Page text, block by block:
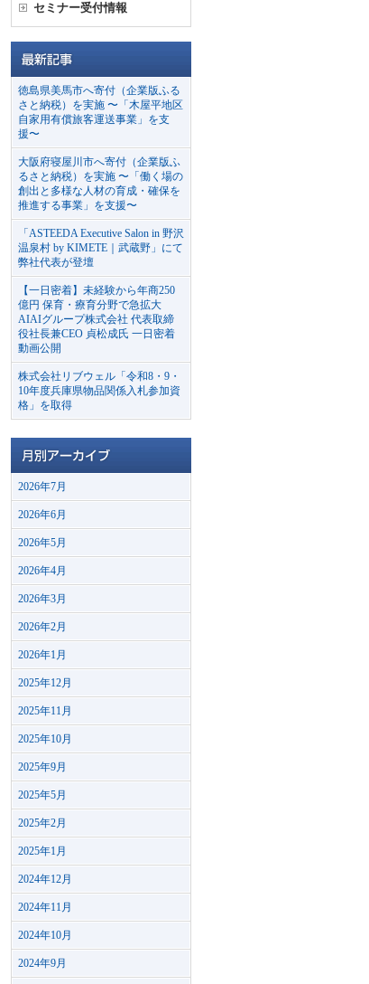
セミナー受付情報
徳島県美馬市へ寄付（企業版ふる
さと納税）を実施 〜「木屋平地区
自家用有償旅客運送事業」を支
援〜
大阪府寝屋川市へ寄付（企業版ふ
るさと納税）を実施 〜「働く場の
創出と多様な人材の育成・確保を
推進する事業」を支援〜
「ASTEEDA Executive Salon in 野沢
温泉村 by KIMETE｜武蔵野」にて
弊社代表が登壇
【一日密着】未経験から年商250
億円 保育・療育分野で急拡大
AIAIグループ株式会社 代表取締
役社長兼CEO 貞松成氏 一日密着
動画公開
株式会社リブウェル「令和8・9・
10年度兵庫県物品関係入札参加資
格」を取得
2026年7月
2026年6月
2026年5月
2026年4月
2026年3月
2026年2月
2026年1月
2025年12月
2025年11月
2025年10月
2025年9月
2025年5月
2025年2月
2025年1月
2024年12月
2024年11月
2024年10月
2024年9月